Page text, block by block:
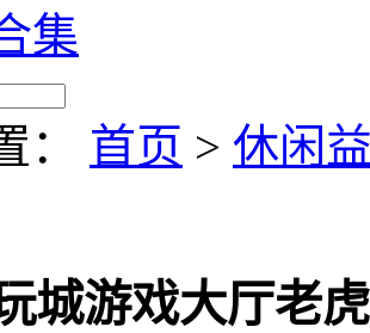
集
： 首页 > 休闲
城游戏大厅老